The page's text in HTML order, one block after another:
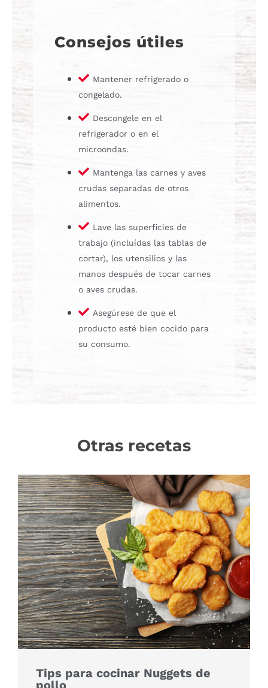
Consejos útiles
Mantener refrigerado o
congelado.
Descongele en el
refrigerador o en el
microondas.
Mantenga las carnes y aves
crudas separadas de otros
alimentos.
Lave las superficies de
trabajo (incluídas las tablas de
cortar), los utensilios y las
manos después de tocar carnes
o aves crudas.
Asegúrese de que el
producto esté bien cocido para
su consumo.
Otras recetas
Tips para cocinar Nuggets de
pollo